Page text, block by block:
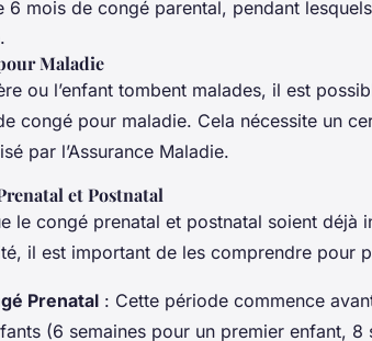
6 mois de congé parental, pendant
Maladie
ou l’enfant tombent malades, il est
congé pour maladie. Cela nécessite un
par l’Assurance Maladie.
et Postnatal
le congé prenatal et postnatal soient déjà
il est important de les comprendre pour
Prenatal : Cette période commence
(6 semaines pour un premier enfant,